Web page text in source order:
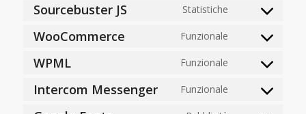
Sourcebuster JS Statistiche
WooCommerce Funzionale
WPML Funzionale
Intercom Messenger Funzionale